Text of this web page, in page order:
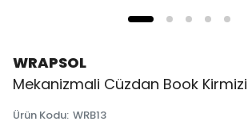
WRAPSOL
Mekanizmali Cüzdan Book
Ürün Kodu: WRB13